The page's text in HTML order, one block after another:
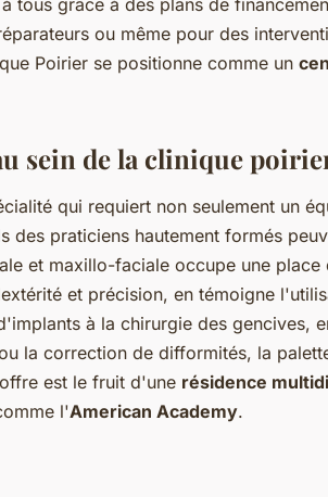
ou même pour des
Poirier se positionne comme un
sein de la clinique
qui requiert non seulement un
des praticiens hautement formés
et maxillo-faciale occupe une place
et précision, en témoigne
à la chirurgie des gencives,
la correction de difformités, la
est le fruit d'une résidence
l'American Academy.